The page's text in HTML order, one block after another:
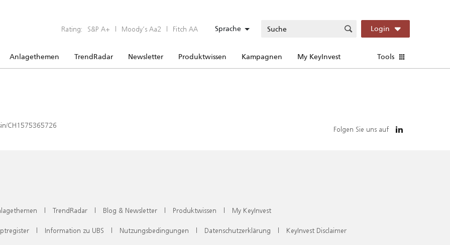
Rating: S&P A+ | Moody’s Aa2 | Fitch AA Sprache Login
Anlagethemen TrendRadar Newsletter Produktwissen Kampagnen My KeyInvest Tools
CH1575365726 Folgen Sie uns auf
| TrendRadar | Blog & Newsletter | Produktwissen | My KeyInvest
| Information zu UBS | Nutzungsbedingungen | Datenschutzerklärung | KeyInvest Disclaimer